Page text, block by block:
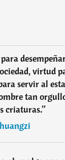
virtud
servir al
tan
criaturas.”